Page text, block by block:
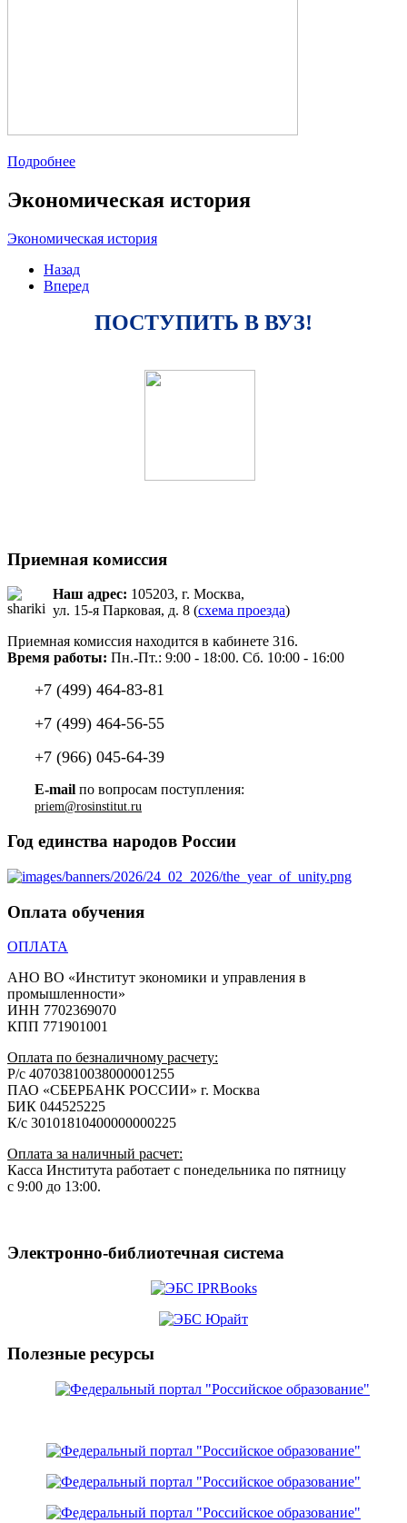
Подробнее
Экономическая история
Экономическая история
Назад
Вперед
ПОСТУПИТЬ В ВУЗ!
Приемная комиссия
Наш адрес: 105203, г. Москва,
ул. 15-я Парковая, д. 8 (схема проезда)
Приемная комиссия находится в кабинете 316.
Время работы: Пн.-Пт.: 9:00 - 18:00. Сб. 10:00 - 16:00
+7 (499) 464-83-81
+7 (499) 464-56-55
+7 (966) 045-64-39
E-mail по вопросам поступления:
Год единства народов России
Оплата обучения
ОПЛАТА
АНО ВО «Институт экономики и управления в
промышленности»
ИНН 7702369070
КПП 771901001
Оплата по безналичному расчету:
Р/с 40703810038000001255
ПАО «СБЕРБАНК РОССИИ» г. Москва
БИК 044525225
К/с 30101810400000000225
Оплата за наличный расчет:
Касса Института работает с понедельника по пятницу
с 9:00 до 13:00.
Электронно-библиотечная система
Полезные ресурсы